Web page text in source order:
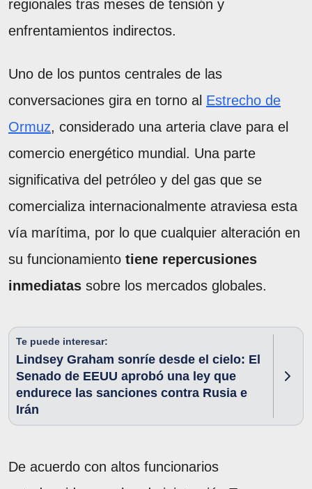
regionales tras meses de tensión y
enfrentamientos indirectos.
Uno de los puntos centrales de las
conversaciones gira en torno al Estrecho de
Ormuz, considerado una arteria clave para el
comercio energético mundial. Una parte
significativa del petróleo y del gas que se
comercializa internacionalmente atraviesa esta
vía marítima, por lo que cualquier alteración en
su funcionamiento tiene repercusiones
inmediatas sobre los mercados globales.
Te puede interesar:
Lindsey Graham sonríe desde el cielo: El
Senado de EEUU aprobó una ley que
endurece las sanciones contra Rusia e
Irán
De acuerdo con altos funcionarios